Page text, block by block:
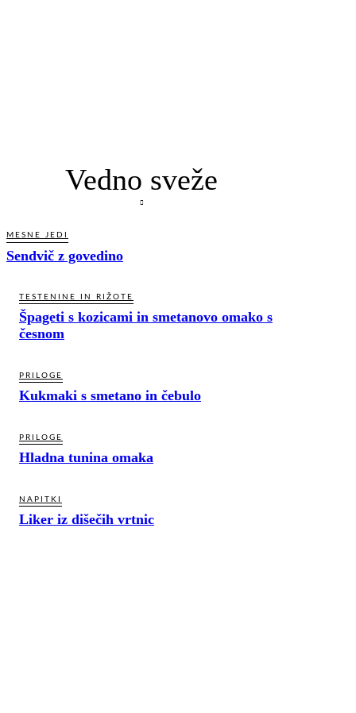
Vedno sveže
MESNE JEDI
Sendvič z govedino
TESTENINE IN RIŽOTE
Špageti s kozicami in smetanovo omako s
česnom
PRILOGE
Kukmaki s smetano in čebulo
PRILOGE
Hladna tunina omaka
NAPITKI
Liker iz dišečih vrtnic